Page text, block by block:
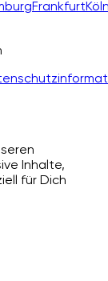
Frankfurt
Inhalte,
für Dich